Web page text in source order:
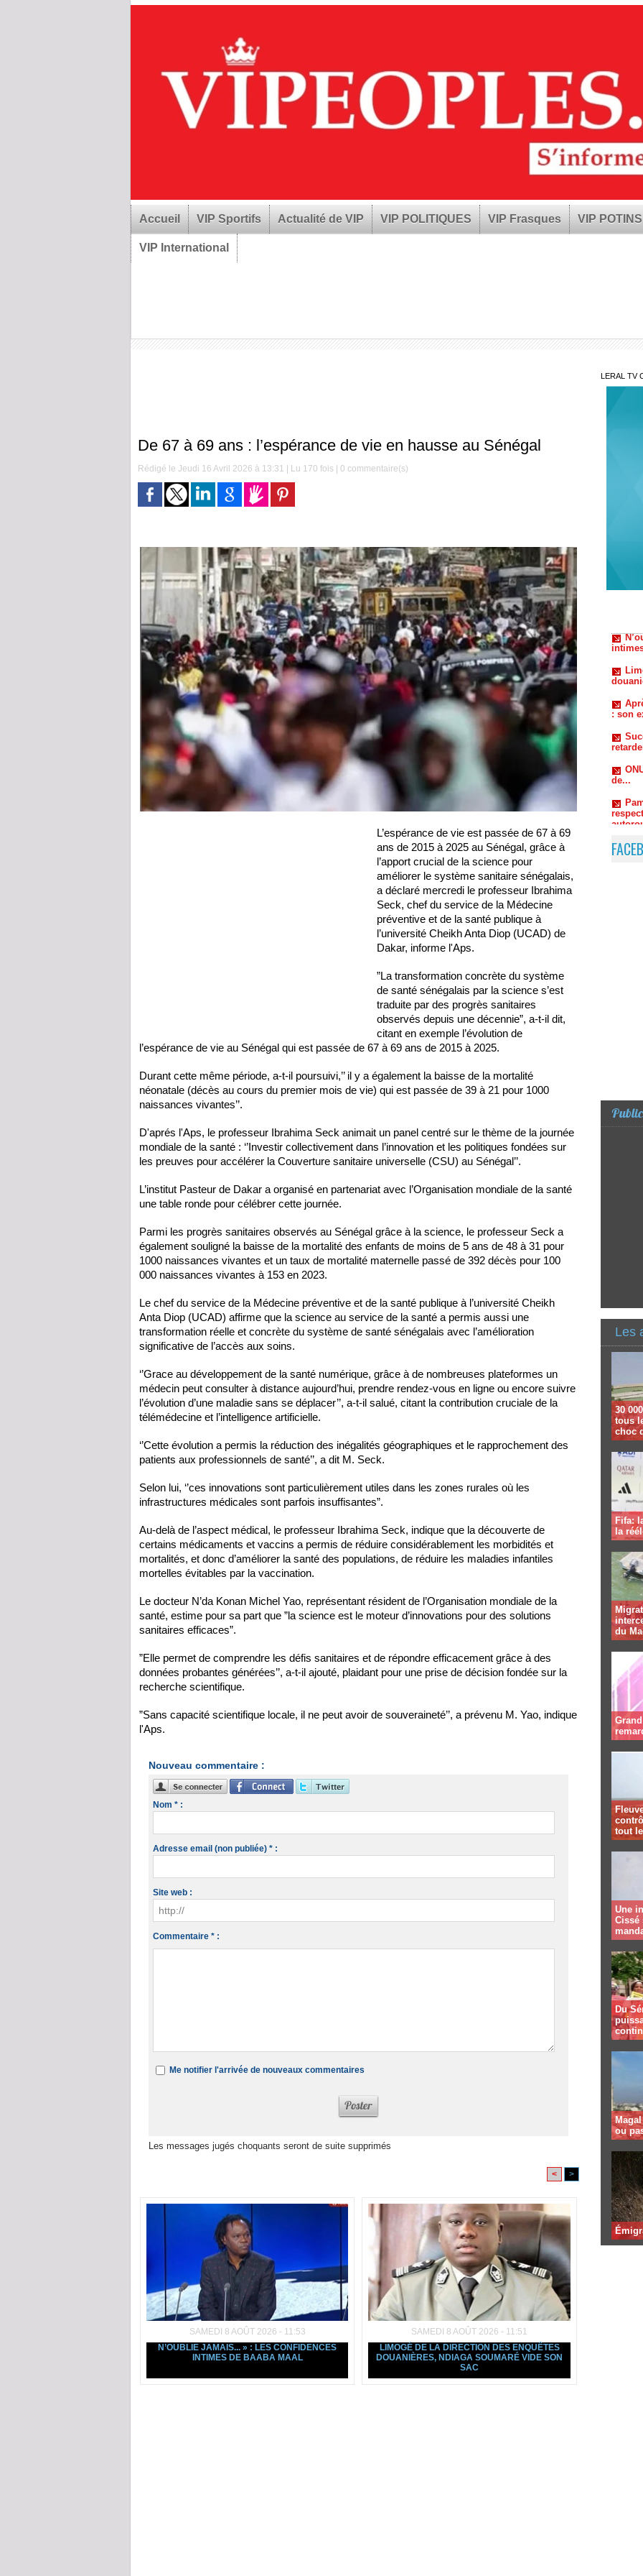
Accueil VIP Sportifs Actualité de VIP VIP POLITIQUES VIP Frasques VIP POTINS
VIP International
De 67 à 69 ans : l’espérance de vie en hausse au Sénégal
Rédigé le Jeudi 16 Avril 2026 à 13:31 | Lu 170 fois | 0 commentaire(s)
L’espérance de vie est passée de 67 à 69
ans de 2015 à 2025 au Sénégal, grâce à
l’apport crucial de la science pour
améliorer le système sanitaire sénégalais,
a déclaré mercredi le professeur Ibrahima
Seck, chef du service de la Médecine
préventive et de la santé publique à
l’université Cheikh Anta Diop (UCAD) de
Dakar, informe l'Aps.
”La transformation concrète du système
de santé sénégalais par la science s’est
traduite par des progrès sanitaires
observés depuis une décennie”, a-t-il dit,
citant en exemple l’évolution de
l’espérance de vie au Sénégal qui est passée de 67 à 69 ans de 2015 à 2025.
Durant cette même période, a-t-il poursuivi,’’ il y a également la baisse de la mortalité
néonatale (décès au cours du premier mois de vie) qui est passée de 39 à 21 pour 1000
naissances vivantes’’.
D'aprés l'Aps, le professeur Ibrahima Seck animait un panel centré sur le thème de la journée
mondiale de la santé : ‘’Investir collectivement dans l’innovation et les politiques fondées sur
les preuves pour accélérer la Couverture sanitaire universelle (CSU) au Sénégal’’.
L’institut Pasteur de Dakar a organisé en partenariat avec l’Organisation mondiale de la santé
une table ronde pour célébrer cette journée.
Parmi les progrès sanitaires observés au Sénégal grâce à la science, le professeur Seck a
également souligné la baisse de la mortalité des enfants de moins de 5 ans de 48 à 31 pour
1000 naissances vivantes et un taux de mortalité maternelle passé de 392 décès pour 100
000 naissances vivantes à 153 en 2023.
Le chef du service de la Médecine préventive et de la santé publique à l’université Cheikh
Anta Diop (UCAD) affirme que la science au service de la santé a permis aussi une
transformation réelle et concrète du système de santé sénégalais avec l’amélioration
significative de l’accès aux soins.
‘’Grace au développement de la santé numérique, grâce à de nombreuses plateformes un
médecin peut consulter à distance aujourd’hui, prendre rendez-vous en ligne ou encore suivre
l’évolution d’une maladie sans se déplacer’’, a-t-il salué, citant la contribution cruciale de la
télémédecine et l’intelligence artificielle.
‘’Cette évolution a permis la réduction des inégalités géographiques et le rapprochement des
patients aux professionnels de santé’’, a dit M. Seck.
Selon lui, ‘’ces innovations sont particulièrement utiles dans les zones rurales où les
infrastructures médicales sont parfois insuffisantes”.
Au-delà de l’aspect médical, le professeur Ibrahima Seck, indique que la découverte de
certains médicaments et vaccins a permis de réduire considérablement les morbidités et
mortalités, et donc d’améliorer la santé des populations, de réduire les maladies infantiles
mortelles évitables par la vaccination.
Le docteur N’da Konan Michel Yao, représentant résident de l’Organisation mondiale de la
santé, estime pour sa part que ”la science est le moteur d’innovations pour des solutions
sanitaires efficaces”.
”Elle permet de comprendre les défis sanitaires et de répondre efficacement grâce à des
données probantes générées’’, a-t-il ajouté, plaidant pour une prise de décision fondée sur la
recherche scientifique.
”Sans capacité scientifique locale, il ne peut avoir de souveraineté’’, a prévenu M. Yao, indique
l'Aps.
Nouveau commentaire :
Nom * :
Adresse email (non publiée) * :
Site web :
Commentaire * :
Me notifier l'arrivée de nouveaux commentaires
Les messages jugés choquants seront de suite supprimés
< >
SAMEDI 8 AOÛT 2026 - 11:53
N’OUBLIE JAMAIS... » : LES CONFIDENCES
INTIMES DE BAABA MAAL
SAMEDI 8 AOÛT 2026 - 11:51
LIMOGÉ DE LA DIRECTION DES ENQUÊTES
DOUANIÈRES, NDIAGA SOUMARÉ VIDE SON
SAC
LERAL TV
: son
de...
Les
30
tous
choc
Fifa:
la
du
tout
Une
Cissé
Du
ou